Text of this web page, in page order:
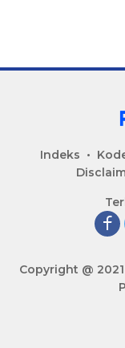
Indeks
Copyright @